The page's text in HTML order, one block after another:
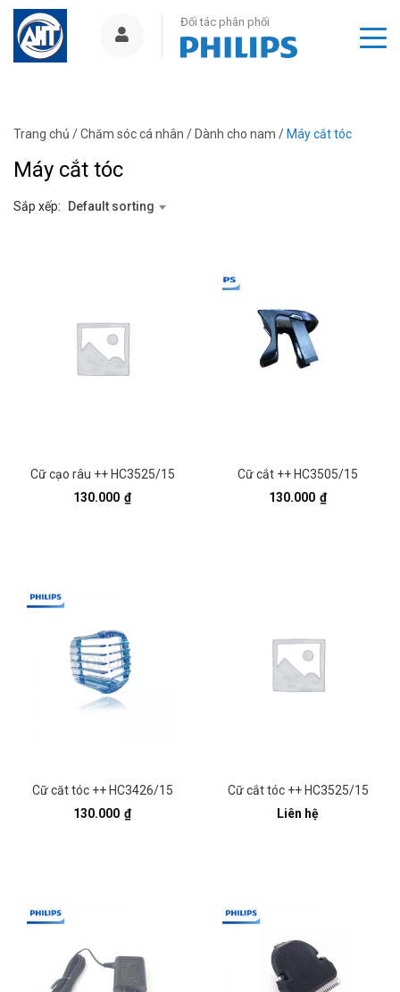
Đối tác phân phối
Trang chủ /Chăm sóc cá nhân / Dành cho nam / Máy cắt tóc
Máy cắt tóc
Sắp xếp: Default sorting
Cữ cạo râu ++ HC3525/15
130.000 ₫
Cữ cắt ++ HC3505/15
130.000 ₫
Cữ căt tóc ++ HC3426/15
130.000 ₫
Cữ cắt tóc ++ HC3525/15
Liên hệ